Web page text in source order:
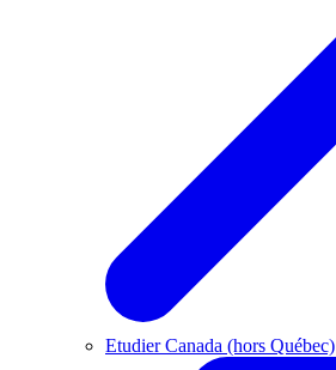
Etudier Canada (hors Québec)